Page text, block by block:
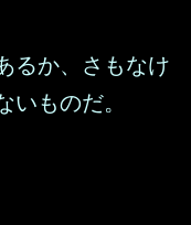
るか、さもなけ
いものだ。